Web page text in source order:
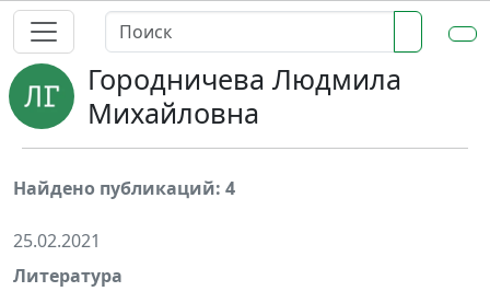
Городничева Людмила
Михайловна
Найдено публикаций: 4
25.02.2021
Литература